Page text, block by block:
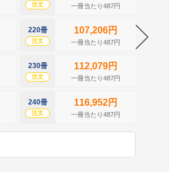
注文 一冊当たり487円
220冊
注文
107,206円
一冊当たり487円
230冊
注文
112,079円
一冊当たり487円
240冊
注文
116,952円
一冊当たり487円